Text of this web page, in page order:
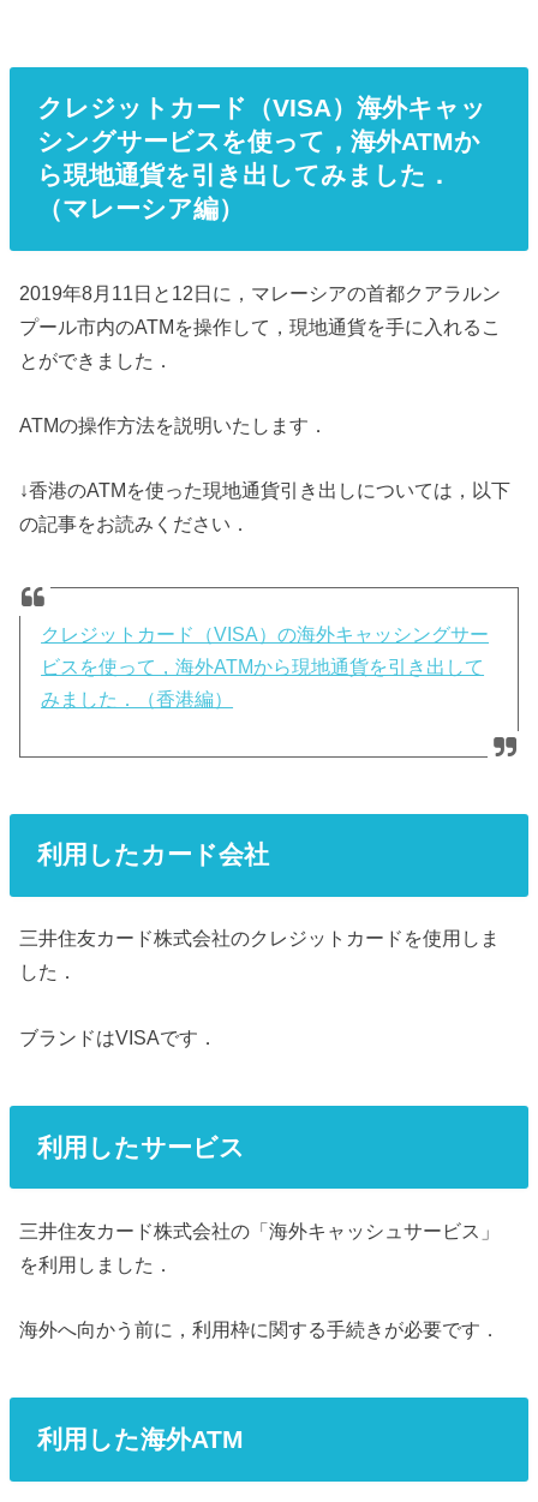
クレジットカード（VISA）海外キャッ
シングサービスを使って，海外ATMか
ら現地通貨を引き出してみました．
（マレーシア編）
2019年8月11日と12日に，マレーシアの首都クアラルン
プール市内のATMを操作して，現地通貨を手に入れるこ
とができました．
ATMの操作方法を説明いたします．
↓香港のATMを使った現地通貨引き出しについては，以下
の記事をお読みください．
クレジットカード（VISA）の海外キャッシングサー
ビスを使って，海外ATMから現地通貨を引き出して
みました．（香港編）
利用したカード会社
三井住友カード株式会社のクレジットカードを使用しま
した．
ブランドはVISAです．
利用したサービス
三井住友カード株式会社の「海外キャッシュサービス」
を利用しました．
海外へ向かう前に，利用枠に関する手続きが必要です．
利用した海外ATM